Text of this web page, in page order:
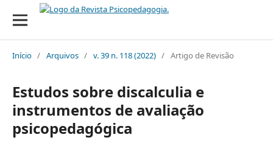
Início / Arquivos / v. 39 n. 118 (2022) / Artigo de Revisão
Estudos sobre discalculia e
instrumentos de avaliação
psicopedagógica